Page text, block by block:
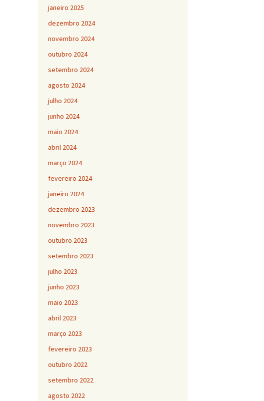
janeiro 2025
dezembro 2024
novembro 2024
outubro 2024
setembro 2024
agosto 2024
julho 2024
junho 2024
maio 2024
abril 2024
março 2024
fevereiro 2024
janeiro 2024
dezembro 2023
novembro 2023
outubro 2023
setembro 2023
julho 2023
junho 2023
maio 2023
abril 2023
março 2023
fevereiro 2023
outubro 2022
setembro 2022
agosto 2022